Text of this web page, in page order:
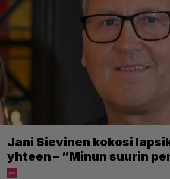
Jani Sievinen kokosi
yhteen – ”Minun suurin